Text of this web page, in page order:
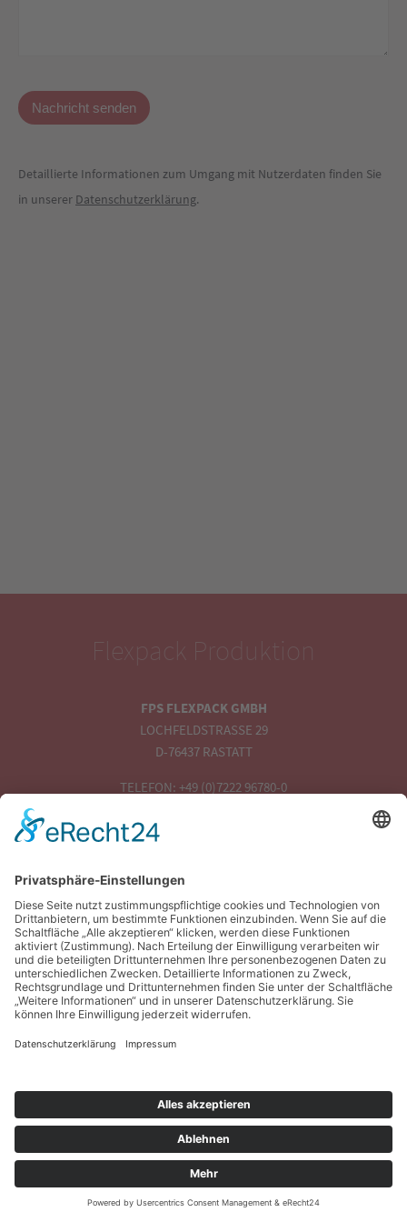
Detaillierte Informationen zum Umgang mit Nutzerdaten finden Sie
in unserer Datenschutzerklärung.
Flexpack Produktion
FPS FLEXPACK GMBH
LOCHFELDSTRASSE 29
D-76437 RASTATT
TELEFON: +49 (0)7222 96780-0
E-MAIL:
WIR ARBEITEN NACH
FEFCO
Im Portfolio
VERSANDVERPACKUNGEN
KARTONVERPACKUNGEN
FÜLLMATERIAL
VERPACKUNGSHERSTELLER